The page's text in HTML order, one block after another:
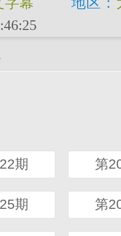
期 第
期 第